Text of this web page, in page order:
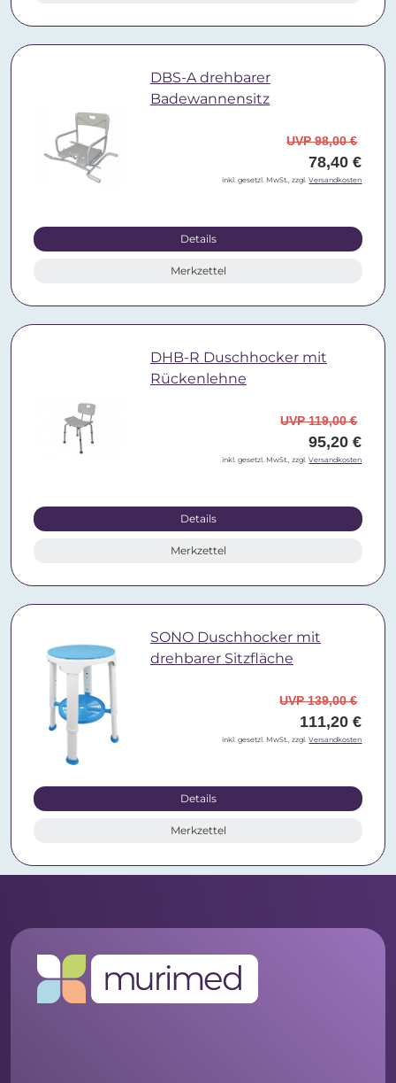
DBS-A drehbarer
Badewannensitz
UVP 98,00 €
78,40 €
inkl. gesetzl. MwSt., zzgl.Versandkosten
Details
Merkzettel
DHB-R Duschhocker mit
Rückenlehne
UVP 119,00 €
95,20 €
inkl. gesetzl. MwSt., zzgl.Versandkosten
Details
Merkzettel
SONO Duschhocker mit
drehbarer Sitzfläche
UVP 139,00 €
111,20 €
inkl. gesetzl. MwSt., zzgl.Versandkosten
Details
Merkzettel